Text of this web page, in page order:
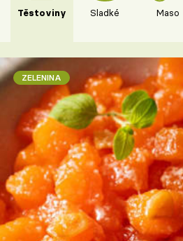
Těstoviny Sladké Maso
ZELENINA